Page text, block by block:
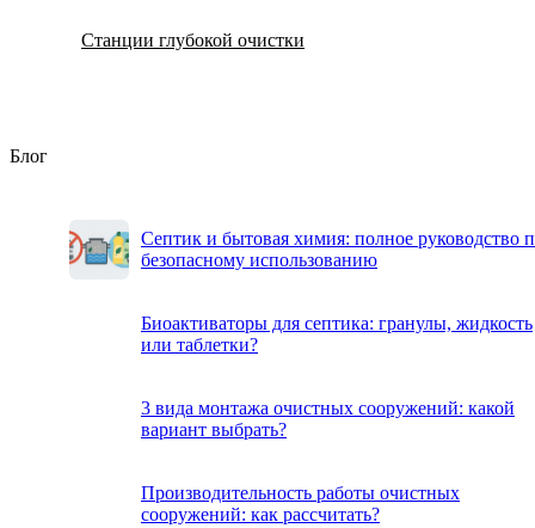
Станции глубокой очистки
Блог
Септик и бытовая химия: полное руководство
безопасному использованию
Биоактиваторы для септика: гранулы, жидкость
или таблетки?
3 вида монтажа очистных сооружений: какой
вариант выбрать?
Производительность работы очистных
сооружений: как рассчитать?